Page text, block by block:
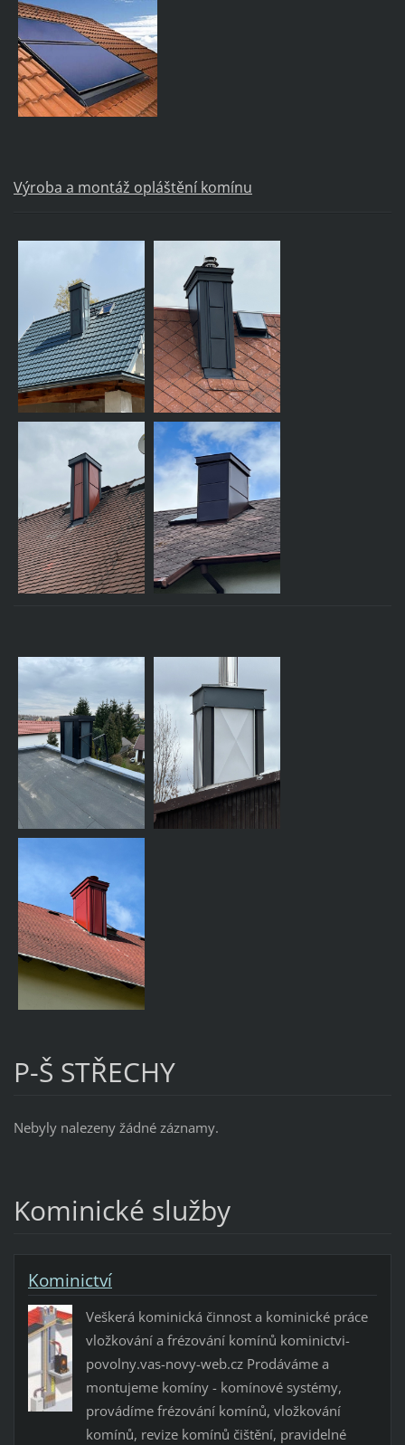
Výroba a montáž opláštění komínu
P-Š STŘECHY
Nebyly nalezeny žádné záznamy.
Kominické služby
Kominictví
Veškerá kominická činnost a kominické práce
vložkování a frézování komínů kominictvi-
povolny.vas-novy-web.cz Prodáváme a
montujeme komíny - komínové systémy,
provádíme frézování komínů, vložkování
komínů, revize komínů čištění, pravidelné